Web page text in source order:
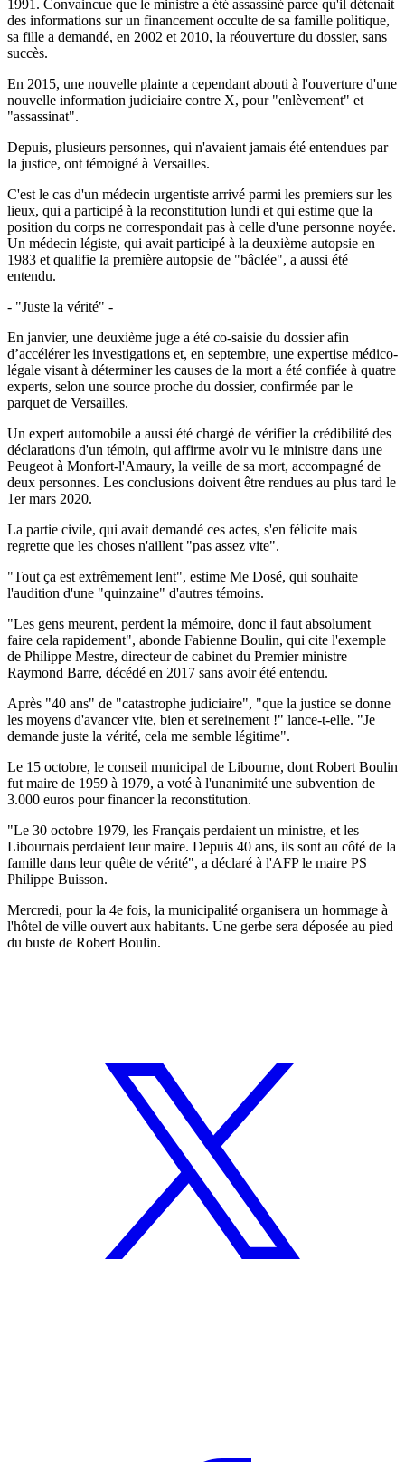
1991. Convaincue que le ministre a été assassiné parce qu'il détenait
des informations sur un financement occulte de sa famille politique,
sa fille a demandé, en 2002 et 2010, la réouverture du dossier, sans
succès.
En 2015, une nouvelle plainte a cependant abouti à l'ouverture d'une
nouvelle information judiciaire contre X, pour "enlèvement" et
"assassinat".
Depuis, plusieurs personnes, qui n'avaient jamais été entendues par
la justice, ont témoigné à Versailles.
C'est le cas d'un médecin urgentiste arrivé parmi les premiers sur les
lieux, qui a participé à la reconstitution lundi et qui estime que la
position du corps ne correspondait pas à celle d'une personne noyée.
Un médecin légiste, qui avait participé à la deuxième autopsie en
1983 et qualifie la première autopsie de "bâclée", a aussi été
entendu.
- "Juste la vérité" -
En janvier, une deuxième juge a été co-saisie du dossier afin
d’accélérer les investigations et, en septembre, une expertise médico-
légale visant à déterminer les causes de la mort a été confiée à quatre
experts, selon une source proche du dossier, confirmée par le
parquet de Versailles.
Un expert automobile a aussi été chargé de vérifier la crédibilité des
déclarations d'un témoin, qui affirme avoir vu le ministre dans une
Peugeot à Monfort-l'Amaury, la veille de sa mort, accompagné de
deux personnes. Les conclusions doivent être rendues au plus tard le
1er mars 2020.
La partie civile, qui avait demandé ces actes, s'en félicite mais
regrette que les choses n'aillent "pas assez vite".
"Tout ça est extrêmement lent", estime Me Dosé, qui souhaite
l'audition d'une "quinzaine" d'autres témoins.
"Les gens meurent, perdent la mémoire, donc il faut absolument
faire cela rapidement", abonde Fabienne Boulin, qui cite l'exemple
de Philippe Mestre, directeur de cabinet du Premier ministre
Raymond Barre, décédé en 2017 sans avoir été entendu.
Après "40 ans" de "catastrophe judiciaire", "que la justice se donne
les moyens d'avancer vite, bien et sereinement !" lance-t-elle. "Je
demande juste la vérité, cela me semble légitime".
Le 15 octobre, le conseil municipal de Libourne, dont Robert Boulin
fut maire de 1959 à 1979, a voté à l'unanimité une subvention de
3.000 euros pour financer la reconstitution.
"Le 30 octobre 1979, les Français perdaient un ministre, et les
Libournais perdaient leur maire. Depuis 40 ans, ils sont au côté de la
famille dans leur quête de vérité", a déclaré à l'AFP le maire PS
Philippe Buisson.
Mercredi, pour la 4e fois, la municipalité organisera un hommage à
l'hôtel de ville ouvert aux habitants. Une gerbe sera déposée au pied
du buste de Robert Boulin.